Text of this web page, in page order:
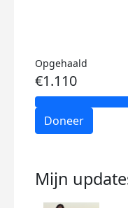
Opgehaald
€1.110
Doneer
Mijn